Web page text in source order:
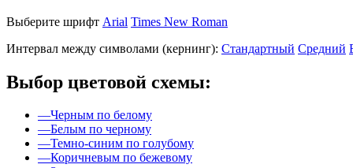
Выберите шрифт Arial Times New Roman
Интервал между символами (кернинг): Стандартный Средний
Выбор цветовой схемы:
—Черным по белому
—Белым по черному
—Темно-синим по голубому
—Коричневым по бежевому